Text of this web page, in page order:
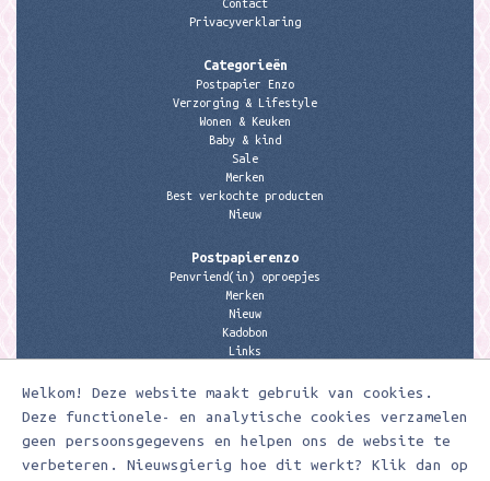
Welkom! Deze website maakt gebruik van cookies.
Deze functionele- en analytische cookies verzamelen
geen persoonsgegevens en helpen ons de website te
verbeteren. Nieuwsgierig hoe dit werkt? Klik dan op
Contact
Privacyverklaring
Categorieën
Postpapier Enzo
Verzorging & Lifestyle
Wonen & Keuken
Baby & kind
Sale
Merken
Best verkochte producten
Nieuw
Postpapierenzo
Penvriend(in) oproepjes
Merken
Nieuw
Kadobon
Links
Contactgegevens
Meerleuks
anita@meerleuks.nl
06 – 107 163 36